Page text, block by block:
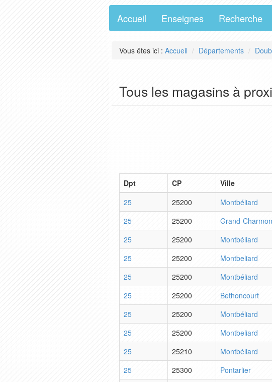
Accueil Enseignes Recherche
Vous êtes ici : Accueil Départements
Tous les magasins à
Dpt CP Ville
25
25200 Montbéliard
25
25200 Grand-
25
25200 Montbéliard
25
25200 Montbeliard
25
25200 Montbéliard
25
25200 Bethoncourt
25
25200 Montbéliard
25
25200 Montbeliard
25
25210 Montbéliard
25
25300 Pontarlier